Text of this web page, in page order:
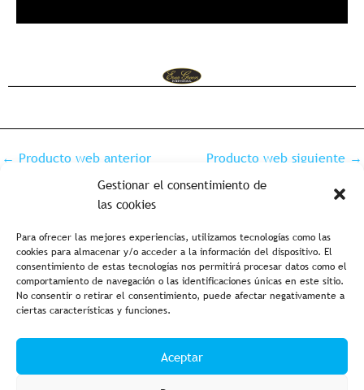
Gestionar el consentimiento de
las cookies
Para ofrecer las mejores experiencias, utilizamos tecnologías como las
cookies para almacenar y/o acceder a la información del dispositivo. El
consentimiento de estas tecnologías nos permitirá procesar datos como el
comportamiento de navegación o las identificaciones únicas en este sitio.
No consentir o retirar el consentimiento, puede afectar negativamente a
ciertas características y funciones.
Aceptar
← Producto web anterior Producto web siguiente →
Aviso legal y política de privacidad Política de cookies
Condiciones de compra Accesibilidad